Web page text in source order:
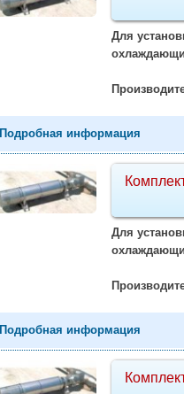
Для
Подробная информация
Для
Подробная информация